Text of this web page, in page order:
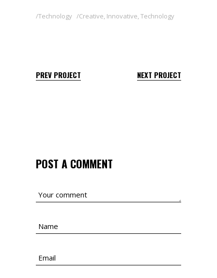
Technology Creative Innovative Technology
PREV PROJECT NEXT PROJECT
POST A COMMENT